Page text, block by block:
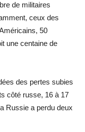
de militaires
ceux des
50
une centaine de
des pertes subies
côté russe, 16 à 17
Russie a perdu deux